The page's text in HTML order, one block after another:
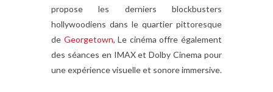
propose les derniers blockbusters
hollywoodiens dans le quartier pittoresque
de Georgetown, Le cinéma offre également
des séances en IMAX et Dolby Cinema pour
une expérience visuelle et sonore immersive.